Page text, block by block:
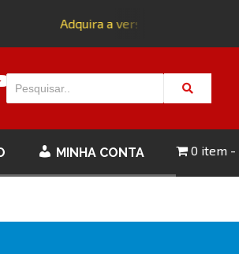
Adquira a versão impressa da
MINHA CONTA 0 item